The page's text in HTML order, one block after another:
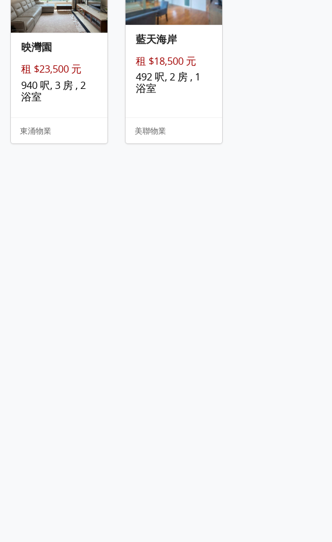
映灣園
租 $23,500 元
940 呎, 3 房 , 2
浴室
東涌物業
藍天海岸
租 $18,500 元
492 呎, 2 房 , 1
浴室
美聯物業